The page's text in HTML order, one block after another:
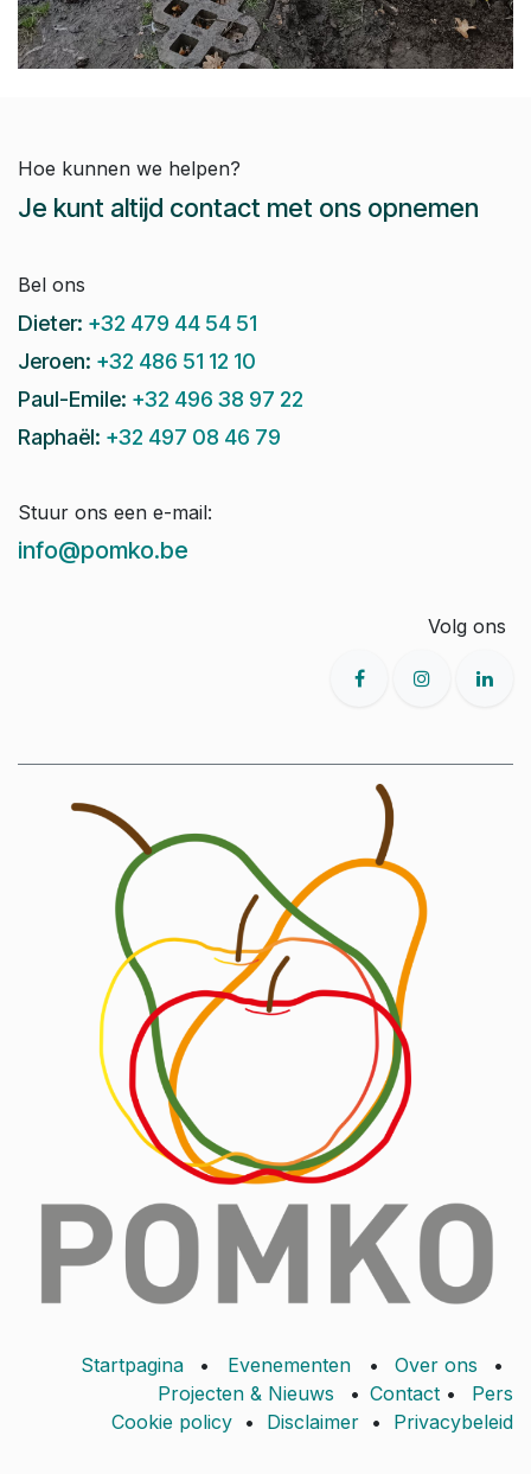
Hoe kunnen we helpen?
Je kunt altijd contact met ons opnemen
Bel ons
Dieter: +32 479 44 54 51
Jeroen: +32 486 51 12 10
Paul-Emile: +32 496 38 97 22
Raphaël: +32 497 08 46 79
Stuur ons een e-mail:
info@pomko.be
Volg ons
Startpagina • Evenementen • Over ons
•
Projecten & Nieuws
• Contact •
Pers
Cookie policy • Disclaimer • Privacybeleid